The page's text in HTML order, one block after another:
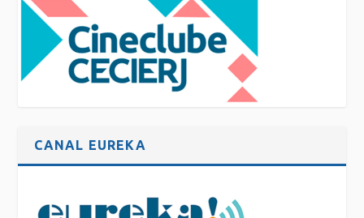
CANAL EUREKA